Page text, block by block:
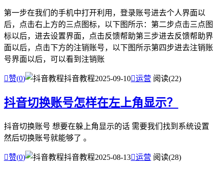
第一步在我们的手机中打开利用，登录账号进去个人界面以
后，点击右上方的三点图标，以下图所示：第二步点击三点图
标以后，进去设置界面，点击反馈帮助第三步进去反馈帮助界
面以后，点击下方的注销账号，以下图所示第四步进去注销账
号界面以后，可以看到注销账
赞(0) 抖音教程2025-09-10运营 阅读(22)
抖音切换账号怎样在左上角显示？
抖音切换账号 想要在躲上角显示的话 需要我们找到系统设置
然后切换账号就能够了 。
赞(0) 抖音教程2025-08-13运营 阅读(28)